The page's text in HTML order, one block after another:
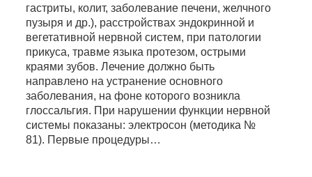
гастриты, колит, заболевание печени, желчного
пузыря и др.), расстройствах эндокринной и
вегетативной нервной систем, при патологии
прикуса, травме языка протезом, острыми
краями зубов. Лечение должно быть
направлено на устранение основного
заболевания, на фоне которого возникла
глоссальгия. При нарушении функции нервной
системы показаны: электросон (методика №
81). Первые процедуры…